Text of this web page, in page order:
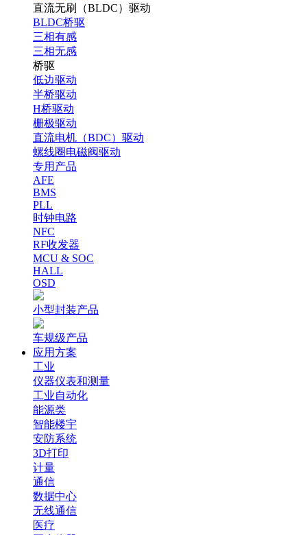
直流无刷（BLDC）驱动
BLDC桥驱
三相有感
三相无感
桥驱
低边驱动
半桥驱动
H桥驱动
栅极驱动
直流电机（BDC）驱动
螺线圈电磁阀驱动
专用产品
AFE
BMS
PLL
时钟电路
NFC
RF收发器
MCU & SOC
HALL
OSD
小型封装产品
车规级产品
应用方案
工业
仪器仪表和测量
工业自动化
能源类
智能楼宇
安防系统
3D打印
计量
通信
数据中心
无线通信
医疗